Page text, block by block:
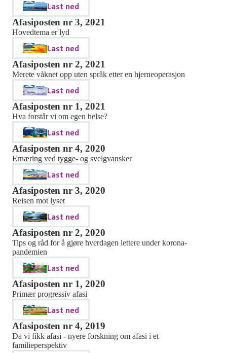
Last ned
Afasiposten nr 3, 2021
Hovedtema er lyd
Last ned
Afasiposten nr 2, 2021
Merete våknet opp uten språk etter en hjerneoperasjon
Last ned
Afasiposten nr 1, 2021
Hva forstår vi om egen helse?
Last ned
Afasiposten nr 4, 2020
Ernæring ved tygge- og svelgvansker
Last ned
Afasiposten nr 3, 2020
Reisen mot lyset
Last ned
Afasiposten nr 2, 2020
Tips og råd for å gjøre hverdagen lettere under korona-
pandemien
Last ned
Afasiposten nr 1, 2020
Primær progressiv afasi
Last ned
Afasiposten nr 4, 2019
Da vi fikk afasi - nyere forskning om afasi i et
familieperspektiv